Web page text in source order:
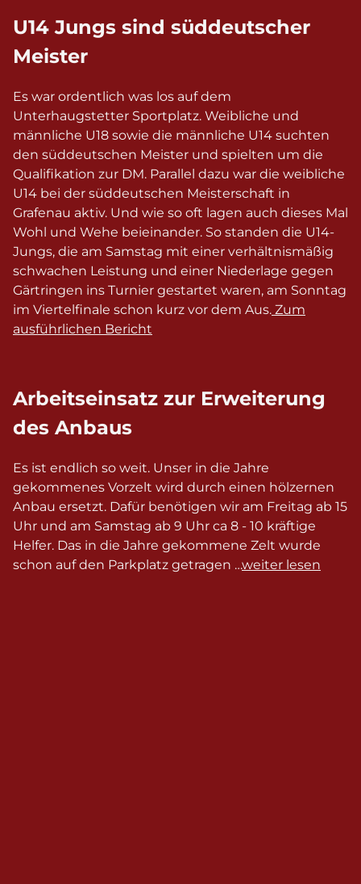
U14 Jungs sind süddeutscher
Meister
Es war ordentlich was los auf dem
Unterhaugstetter Sportplatz. Weibliche und
männliche U18 sowie die männliche U14 suchten
den süddeutschen Meister und spielten um die
Qualifikation zur DM. Parallel dazu war die weibliche
U14 bei der süddeutschen Meisterschaft in
Grafenau aktiv. Und wie so oft lagen auch dieses Mal
Wohl und Wehe beieinander. So standen die U14-
Jungs, die am Samstag mit einer verhältnismäßig
schwachen Leistung und einer Niederlage gegen
Gärtringen ins Turnier gestartet waren, am Sonntag
im Viertelfinale schon kurz vor dem Aus. Zum
ausführlichen Bericht
Arbeitseinsatz zur Erweiterung
des Anbaus
Es ist endlich so weit. Unser in die Jahre
gekommenes Vorzelt wird durch einen hölzernen
Anbau ersetzt. Dafür benötigen wir am Freitag ab 15
Uhr und am Samstag ab 9 Uhr ca 8 - 10 kräftige
Helfer. Das in die Jahre gekommene Zelt wurde
schon auf den Parkplatz getragen …weiter lesen